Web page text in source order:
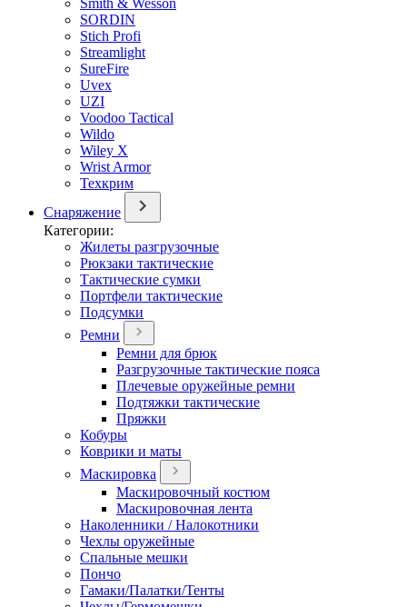
Smith & Wesson
SORDIN
Stich Profi
Streamlight
SureFire
Uvex
UZI
Voodoo Tactical
Wildo
Wiley X
Wrist Armor
Техкрим
Снаряжение
Категории:
Жилеты разгрузочные
Рюкзаки тактические
Тактические сумки
Портфели тактические
Подсумки
Ремни
Ремни для брюк
Разгрузочные тактические пояса
Плечевые оружейные ремни
Подтяжки тактические
Пряжки
Кобуры
Коврики и маты
Маскировка
Маскировочный костюм
Маскировочная лента
Наколенники / Налокотники
Чехлы оружейные
Спальные мешки
Пончо
Гамаки/Палатки/Тенты